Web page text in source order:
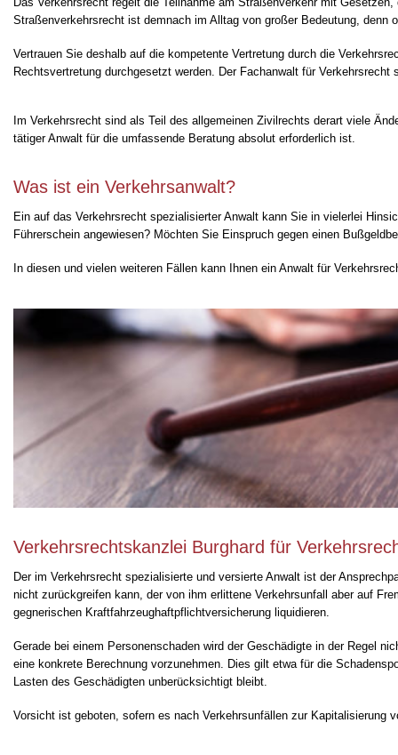
Straßenverkehrsrecht ist demnach im Alltag von großer Bedeutung,
Vertrauen Sie deshalb auf die kompetente Vertretung durch die
Rechtsvertretung durchgesetzt werden. Der Fachanwalt für Verkehrsrecht
Im Verkehrsrecht sind als Teil des allgemeinen Zivilrechts derart viele
tätiger Anwalt für die umfassende Beratung absolut erforderlich ist.
Was ist ein Verkehrsanwalt?
Ein auf das Verkehrsrecht spezialisierter Anwalt kann Sie in vielerlei
Führerschein angewiesen? Möchten Sie Einspruch gegen einen
In diesen und vielen weiteren Fällen kann Ihnen ein Anwalt für
Verkehrsrechtskanzlei Burghard für
Der im Verkehrsrecht spezialisierte und versierte Anwalt ist der
nicht zurückgreifen kann, der von ihm erlittene Verkehrsunfall aber auf
gegnerischen Kraftfahrzeughaftpflichtversicherung liquidieren.
Gerade bei einem Personenschaden wird der Geschädigte in der Regel
eine konkrete Berechnung vorzunehmen. Dies gilt etwa für die
Lasten des Geschädigten unberücksichtigt bleibt.
Vorsicht ist geboten, sofern es nach Verkehrsunfällen zur Kapitalisierung